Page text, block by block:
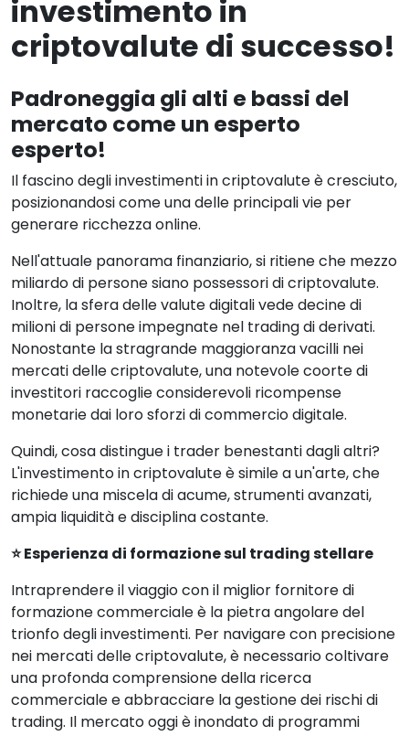
investimento in
criptovalute di successo!
Padroneggia gli alti e bassi del
mercato come un esperto
esperto!
Il fascino degli investimenti in criptovalute è cresciuto,
posizionandosi come una delle principali vie per
generare ricchezza online.
Nell'attuale panorama finanziario, si ritiene che mezzo
miliardo di persone siano possessori di criptovalute.
Inoltre, la sfera delle valute digitali vede decine di
milioni di persone impegnate nel trading di derivati.
Nonostante la stragrande maggioranza vacilli nei
mercati delle criptovalute, una notevole coorte di
investitori raccoglie considerevoli ricompense
monetarie dai loro sforzi di commercio digitale.
Quindi, cosa distingue i trader benestanti dagli altri?
L'investimento in criptovalute è simile a un'arte, che
richiede una miscela di acume, strumenti avanzati,
ampia liquidità e disciplina costante.
⭐ Esperienza di formazione sul trading stellare
Intraprendere il viaggio con il miglior fornitore di
formazione commerciale è la pietra angolare del
trionfo degli investimenti. Per navigare con precisione
nei mercati delle criptovalute, è necessario coltivare
una profonda comprensione della ricerca
commerciale e abbracciare la gestione dei rischi di
trading. Il mercato oggi è inondato di programmi